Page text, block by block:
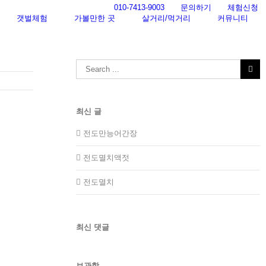
010-7413-9003 문의하기
체험신청
갯벌체험
가볼만한 곳 살거리/먹거리 커뮤니티
Search
for:
최신 글
전도만능어간장
전도멸치액젓
전도멸치
최신 댓글